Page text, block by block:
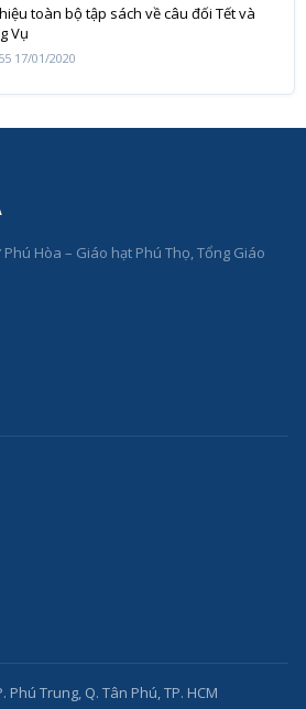
toàn bộ tập sách về câu đối Tết và
Vụ
17/01/2020
Hòa – Giáo hạt Phú Thọ, Tổng Giáo
Phú Trung, Q. Tân Phú, TP. HCM